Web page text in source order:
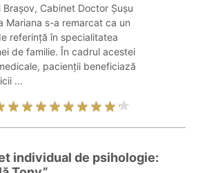
Brașov, Cabinet Doctor Șușu
Mariana s-a remarcat ca un
referință în specialitatea
de familie. În cadrul acestei
pacienții beneficiază
...
individual de psihologie: